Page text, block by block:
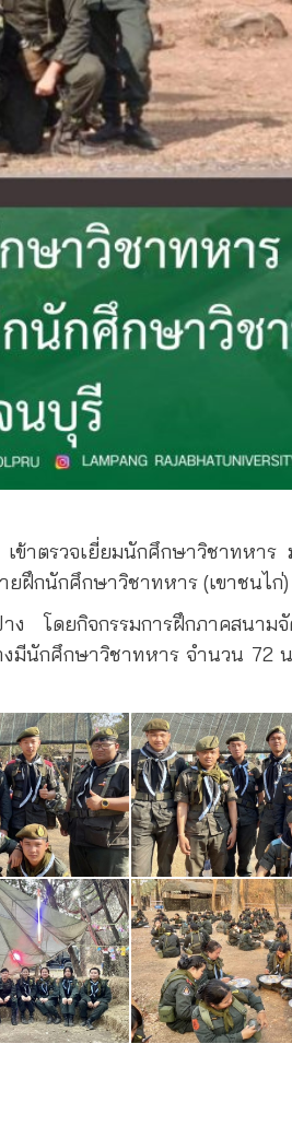
าตรวจเยี่ยมนักศึกษาวิชาทหาร
ฝึกนักศึกษาวิชาทหาร (เขาชนไ
ง โดยกิจกรรมการฝึกภาคสนาม
นักศึกษาวิชาทหาร จำนวน 72 น